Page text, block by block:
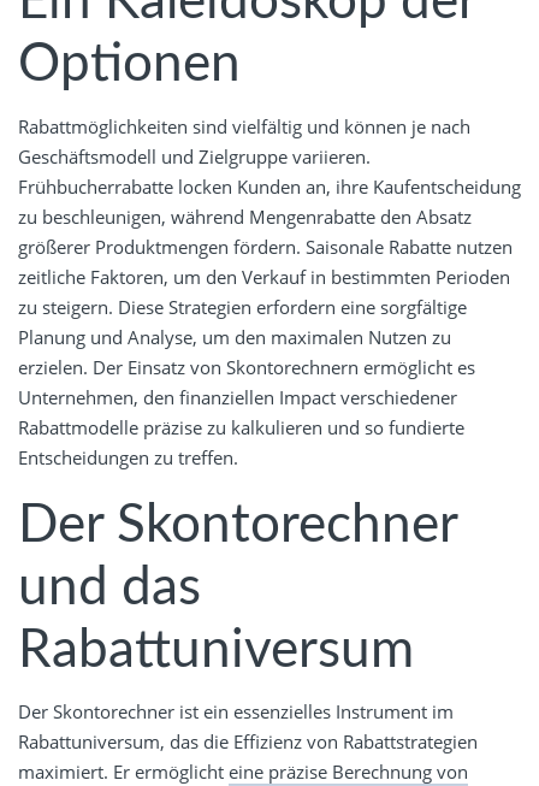
Optionen
Rabattmöglichkeiten sind vielfältig und können je nach
Geschäftsmodell und Zielgruppe variieren.
Frühbucherrabatte locken Kunden an, ihre Kaufentscheidung
zu beschleunigen, während Mengenrabatte den Absatz
größerer Produktmengen fördern. Saisonale Rabatte nutzen
zeitliche Faktoren, um den Verkauf in bestimmten Perioden
zu steigern. Diese Strategien erfordern eine sorgfältige
Planung und Analyse, um den maximalen Nutzen zu
erzielen. Der Einsatz von Skontorechnern ermöglicht es
Unternehmen, den finanziellen Impact verschiedener
Rabattmodelle präzise zu kalkulieren und so fundierte
Entscheidungen zu treffen.
Der Skontorechner
und das
Rabattuniversum
Der Skontorechner ist ein essenzielles Instrument im
Rabattuniversum, das die Effizienz von Rabattstrategien
maximiert. Er ermöglicht eine präzise Berechnung von